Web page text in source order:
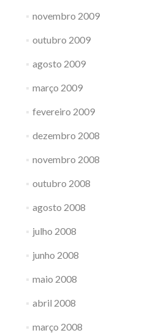
novembro 2009
outubro 2009
agosto 2009
março 2009
fevereiro 2009
dezembro 2008
novembro 2008
outubro 2008
agosto 2008
julho 2008
junho 2008
maio 2008
abril 2008
março 2008